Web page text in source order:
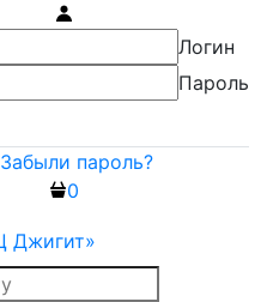
Логин
Пароль
Забыли пароль?
0